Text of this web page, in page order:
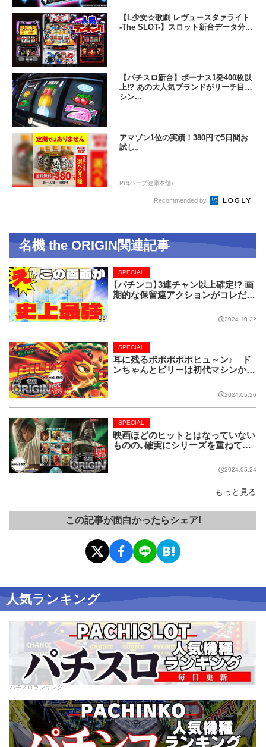
【L少女☆歌劇 レヴュースタァライト
-The SLOT-】スロット新台データ分...
【パチスロ新台】ボーナス1発400枚以
上!? あの大人気ブランドがリーチ目マ
シン...
アマゾン1位の実績！380円で5日間お
試し。
PR(ハーブ健康本舗)
Recommended by
名機 the ORIGIN関連記事
【パチンコ】3連チャン以上確定!? 画
期的な保留連アクションがコレだ!
SPECIAL
2024.10.22
耳に残るポポポポポヒュ～ン♪ ド
ンちゃんとビリーは初代マシンから
SPECIAL
2024.05.26
映画ほどのヒットとはなっていない
ものの、確実にシリーズを重ねてい
SPECIAL
2024.05.24
もっと見る
この記事が面白かったらシェア!
人気ランキング
パチスロランキング